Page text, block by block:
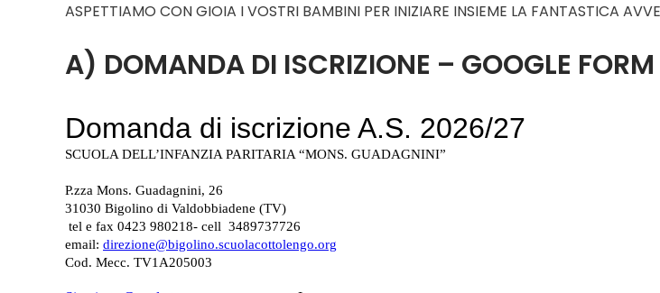
ASPETTIAMO CON GIOIA I VOSTRI BAMBINI PER INIZIARE INSIEME LA FANTASTICA
A) DOMANDA DI ISCRIZIONE – GOOGLE FORM